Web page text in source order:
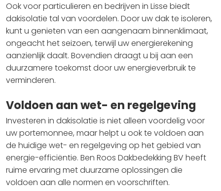
Ook voor particulieren en bedrijven in Lisse biedt
dakisolatie tal van voordelen. Door uw dak te isoleren,
kunt u genieten van een aangenaam binnenklimaat,
ongeacht het seizoen, terwijl uw energierekening
aanzienlijk daalt. Bovendien draagt u bij aan een
duurzamere toekomst door uw energieverbruik te
verminderen.
Voldoen aan wet- en regelgeving
Investeren in dakisolatie is niet alleen voordelig voor
uw portemonnee, maar helpt u ook te voldoen aan
de huidige wet- en regelgeving op het gebied van
energie-efficiëntie. Ben Roos Dakbedekking BV heeft
ruime ervaring met duurzame oplossingen die
voldoen aan alle normen en voorschriften.